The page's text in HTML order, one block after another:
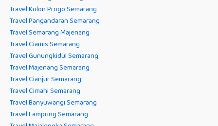
Travel Kulon Progo Semarang
Travel Pangandaran Semarang
Travel Semarang Majenang
Travel Ciamis Semarang
Travel Gunungkidul Semarang
Travel Majenang Semarang
Travel Cianjur Semarang
Travel Cimahi Semarang
Travel Banyuwangi Semarang
Travel Lampung Semarang